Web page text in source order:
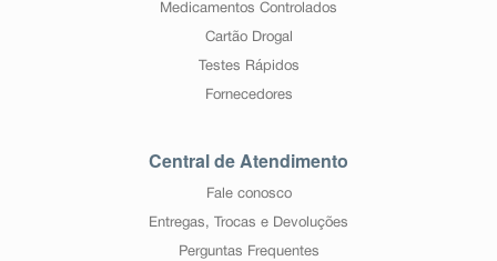
Medicamentos Controlados
Cartão Drogal
Testes Rápidos
Fornecedores
Central de Atendimento
Fale conosco
Entregas, Trocas e Devoluções
Perguntas Frequentes